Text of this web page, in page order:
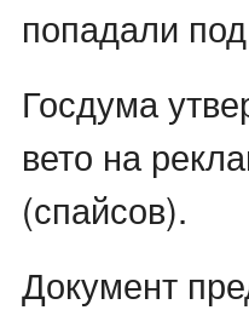
попадали
Госдума
вето на
(спайсов).
Документ